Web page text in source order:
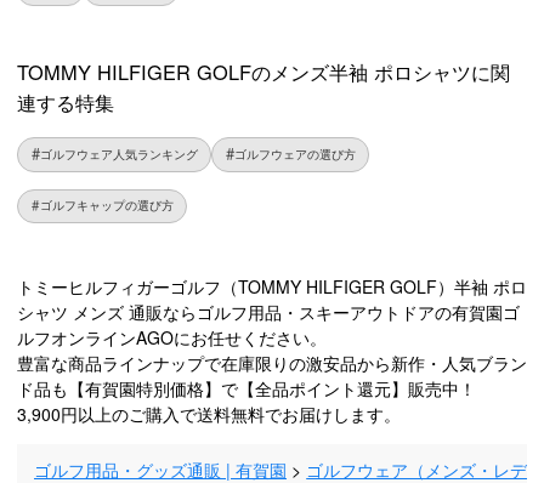
TOMMY HILFIGER GOLFのメンズ半袖 ポロシャツに関
連する特集
ゴルフウェア人気ランキング ゴルフウェアの選び方
ゴルフキャップの選び方
トミーヒルフィガーゴルフ（TOMMY HILFIGER GOLF）半袖 ポロ
シャツ メンズ 通販ならゴルフ用品・スキーアウトドアの有賀園ゴ
ルフオンラインAGOにお任せください。
豊富な商品ラインナップで在庫限りの激安品から新作・人気ブラン
ド品も【有賀園特別価格】で【全品ポイント還元】販売中！
3,900円以上のご購入で送料無料でお届けします。
ゴルフ用品・グッズ通販 | 有賀園 ゴルフウェア（メンズ・レデ